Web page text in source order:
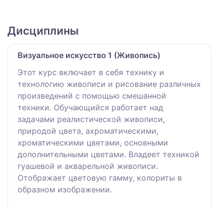
Дисциплины
Визуальное искусство 1 (Живопись)
Этот курс включает в себя технику и
технологию живописи и рисование различных
произведений с помощью смешанной
техники. Обучающийся работает над
задачами реалистической живописи,
природой цвета, ахроматическими,
хроматическими цветами, основными
дополнительными цветами. Владеет техникой
гуашевой и акварельной живописи.
Отображает цветовую гамму, колориты в
образном изображении.